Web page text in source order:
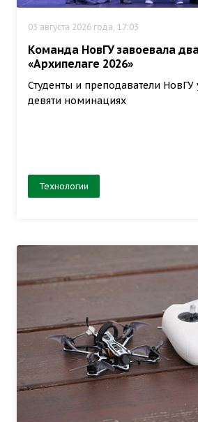
03 августа 2026 года, 17:03
Команда НовГУ завоевала
«Архипелаге 2026»
Студенты и преподаватели НовГУ
девяти номинациях
Технологии